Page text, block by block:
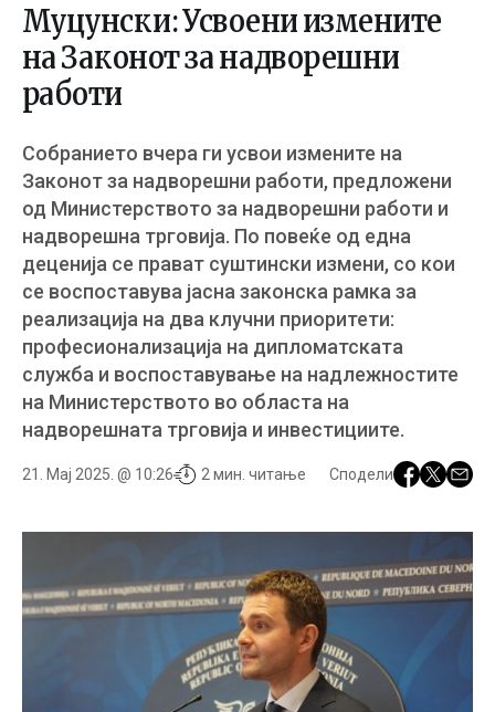
Муцунски: Усвоени измените
на Законот за надворешни
работи
Собранието вчера ги усвои измените на
Законот за надворешни работи, предложени
од Министерството за надворешни работи и
надворешна трговија. По повеќе од една
деценија се прават суштински измени, со кои
се воспоставува јасна законска рамка за
реализација на два клучни приоритети:
професионализација на дипломатската
служба и воспоставување на надлежностите
на Министерството во областа на
надворешната трговија и инвестициите.
21. Мај 2025. @ 10:26 2 мин. читање Сподели